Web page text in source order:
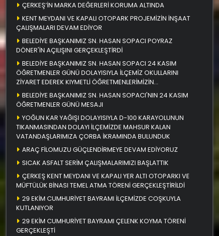
ÇERKEŞ’İN MARKA DEĞERLERİ KORUMA ALTINDA
KENT MEYDANI VE KAPALI OTOPARK PROJEMİZİN İNŞAAT
ÇALIŞMALARI DEVAM EDİYOR
BELEDİYE BAŞKANIMIZ SN. HASAN SOPACI POYRAZ
DÖNER'İN AÇILIŞINI GERÇEKLEŞTİRDİ
BELEDİYE BAŞKANIMIZ SN. HASAN SOPACI 24 KASIM
ÖĞRETMENLER GÜNÜ DOLAYISIYLA İLÇEMİZ OKULLARINI
ZİYARET EDEREK KIYMETLİ ÖĞRETMENLERİMİZİN
ÖĞRETMENLER GÜNÜNÜ KUTLADI
BELEDİYE BAŞKANIMIZ SN. HASAN SOPACI'NIN 24 KASIM
ÖĞRETMENLER GÜNÜ MESAJI
YOĞUN KAR YAĞIŞI DOLAYISIYLA D-100 KARAYOLUNUN
TIKANMASINDAN DOLAYI İLÇEMİZDE MAHSUR KALAN
VATANDAŞLARIMIZA ÇORBA İKRAMINDA BULUNDUK
ARAÇ FİLOMUZU GÜÇLENDİRMEYE DEVAM EDİYORUZ
SICAK ASFALT SERİM ÇALIŞMALARIMIZI BAŞLATTIK
ÇERKEŞ KENT MEYDANI VE KAPALI YER ALTI OTOPARKI VE
MÜFTÜLÜK BİNASI TEMEL ATMA TÖRENİ GERÇEKLEŞTİRİLDİ
29 EKİM CUMHURİYET BAYRAMI İLÇEMİZDE COŞKUYLA
KUTLANIYOR
29 EKİM CUMHURİYET BAYRAMI ÇELENK KOYMA TÖRENİ
GERÇEKLEŞTİ